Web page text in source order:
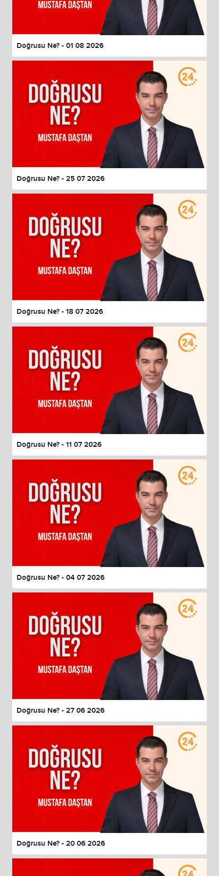
End of dialog window.
Doğrusu Ne? - 01 08 2026
Doğrusu Ne? - 25 07 2026
Doğrusu Ne? - 18 07 2026
Doğrusu Ne? - 11 07 2026
Doğrusu Ne? - 04 07 2026
Doğrusu Ne? - 27 06 2026
Doğrusu Ne? - 20 06 2026